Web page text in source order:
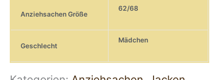
Anziehsachen Größe
62/68
Geschlecht
Mädchen